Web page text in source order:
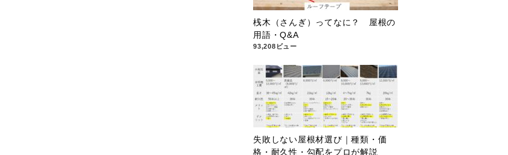
桟木（さんぎ）ってなに？ 屋根の
用語・Q&A
93,208ビュー
失敗しない屋根材選び｜種類・価
格・耐久性・勾配をプロが解説